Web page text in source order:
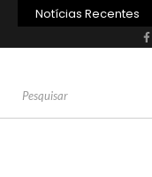
Notícias Recentes